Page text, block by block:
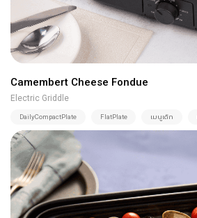
Camembert Cheese Fondue
Electric Griddle
DailyCompactPlate FlatPlate เมนูเด็ก